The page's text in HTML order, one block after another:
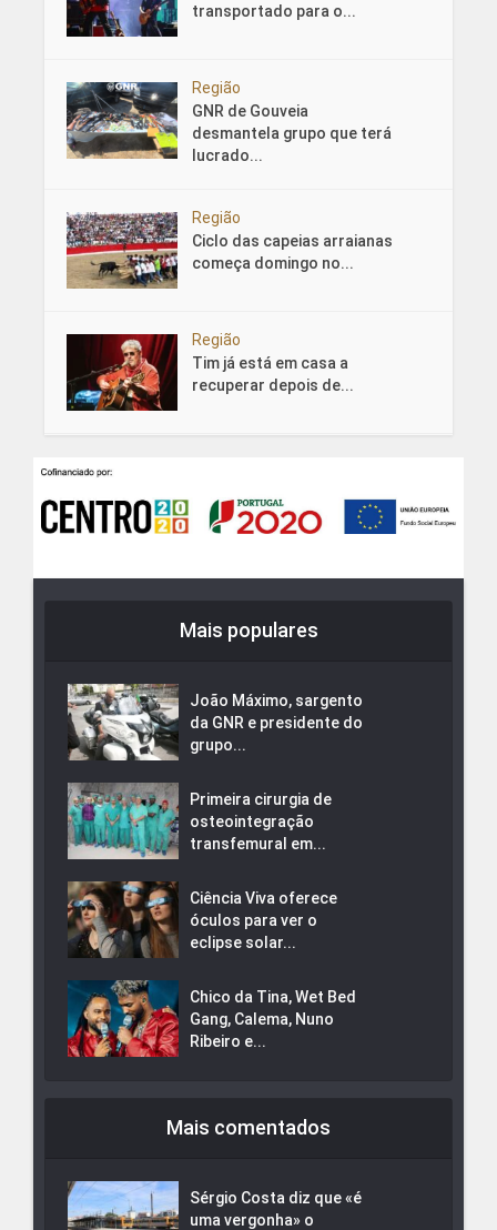
transportado para o...
Região
GNR de Gouveia
desmantela grupo que terá
lucrado...
Região
Ciclo das capeias arraianas
começa domingo no...
Região
Tim já está em casa a
recuperar depois de...
Mais populares
João Máximo, sargento
da GNR e presidente do
grupo...
Primeira cirurgia de
osteointegração
transfemural em...
Ciência Viva oferece
óculos para ver o
eclipse solar...
Chico da Tina, Wet Bed
Gang, Calema, Nuno
Ribeiro e...
Mais comentados
Sérgio Costa diz que «é
uma vergonha» o